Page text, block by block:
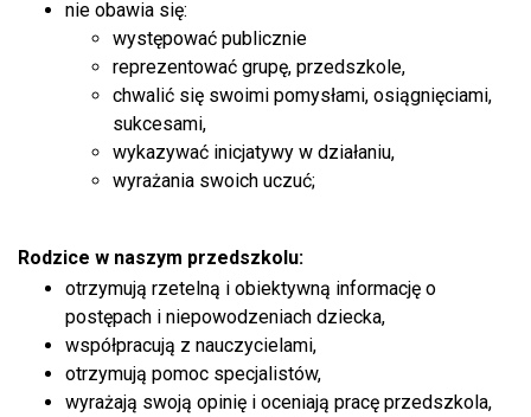
nie obawia się:
występować publicznie
reprezentować grupę, przedszkole,
chwalić się swoimi pomysłami, osiągnięciami,
sukcesami,
wykazywać inicjatywy w działaniu,
wyrażania swoich uczuć;
Rodzice w naszym przedszkolu:
otrzymują rzetelną i obiektywną informację o
postępach i niepowodzeniach dziecka,
współpracują z nauczycielami,
otrzymują pomoc specjalistów,
wyrażają swoją opinię i oceniają pracę przedszkola,